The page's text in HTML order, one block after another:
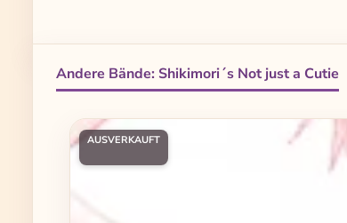
Andere Bände: Shikimori´s Not just a Cutie
Produktgalerie überspringen
AUSVERKAUFT